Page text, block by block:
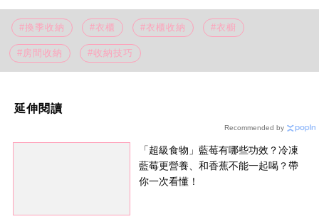
#換季收納 #衣櫃 #衣櫃收納 #衣櫥
#房間收納 #收納技巧
延伸閱讀
「超級食物」藍莓有哪些功效？冷凍
藍莓更營養、和香蕉不能一起喝？帶
你一次看懂！
Recommended by